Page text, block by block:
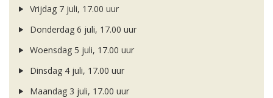
Vrijdag 7 juli, 17.00 uur
Donderdag 6 juli, 17.00 uur
Woensdag 5 juli, 17.00 uur
Dinsdag 4 juli, 17.00 uur
Maandag 3 juli, 17.00 uur